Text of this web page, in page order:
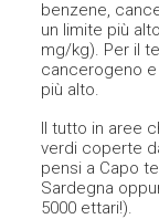
benzene,
un limite più
mg/kg). Per il
cancerogeno
più alto.
Il tutto in aree
verdi coperte
pensi a Capo
Sardegna
5000 ettari!).